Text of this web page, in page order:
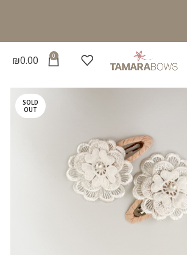
0
₪0.00
SOLD
OUT